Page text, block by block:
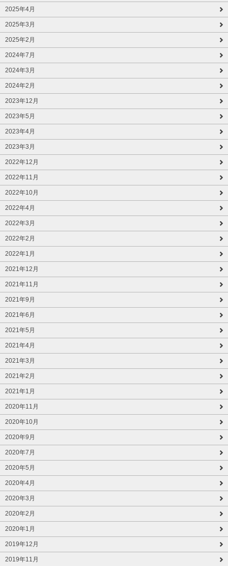
2025年4月
2025年3月
2025年2月
2024年7月
2024年3月
2024年2月
2023年12月
2023年5月
2023年4月
2023年3月
2022年12月
2022年11月
2022年10月
2022年4月
2022年3月
2022年2月
2022年1月
2021年12月
2021年11月
2021年9月
2021年6月
2021年5月
2021年4月
2021年3月
2021年2月
2021年1月
2020年11月
2020年10月
2020年9月
2020年7月
2020年5月
2020年4月
2020年3月
2020年2月
2020年1月
2019年12月
2019年11月